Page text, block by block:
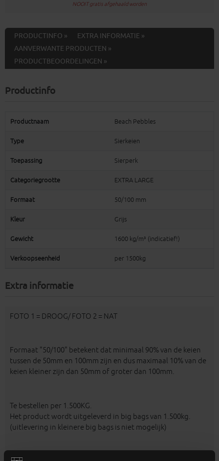
NOOIT gratis afgehaald worden
PRODUCTINFO »
EXTRA INFORMATIE »
AANVERWANTE PRODUCTEN »
PRODUCTBEOORDELINGEN »
Productinfo
Productnaam Beach Pebbles
Type Sierkeien
Toepassing Sierperk
Categoriegrootte EXTRA LARGE
Formaat 50/100 mm
Kleur Grijs
Gewicht 1600 kg/m³ (indicatief!)
Verkoopseenheid per 1500kg
Extra informatie
FOTO 1 = DROOG/ FOTO 2 = NAT
Formaat "50/100" betekent dat minimaal 90% van de keien
tussen de 50mm en 100mm zijn en dus maximaal 10% van de
keien kleiner zijn dan 50mm of groter dan 100mm.
Te bestellen per 1.500KG.
Het product wordt uitgeleverd in big bags van 1.500kg.
(uitlevering in kleinere big bags is niet mogelijk)